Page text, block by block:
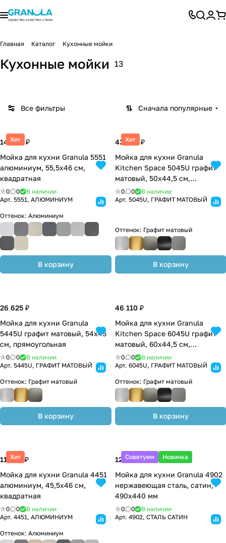
Главная Каталог Кухонные мойки
Кухонные мойки 13
Space
Granula
Все фильтры Сначала популярные
Хит
14 660 ₽
Мойка для кухни Granula 5551
алюминиум, 55,5х46 см,
квадратная
0 0
В наличии
Арт. 5551, АЛЮМИНИУМ
В корзину
Оттенок: Алюминиум
Хит
43 920 ₽
Мойка для кухни Granula
Kitchen Space 5045U графит
матовый, 50х44,5 см,
прямоугольная
0 0
В наличии
Арт. 5045U, ГРАФИТ МАТОВЫЙ
В корзину
Оттенок: Графит матовый
26 625 ₽
Мойка для кухни Granula
5445U графит матовый, 54х45
см, прямоугольная
0 0
В наличии
Арт. 5445U, ГРАФИТ МАТОВЫЙ
В корзину
Оттенок: Графит матовый
46 110 ₽
Мойка для кухни Granula
Kitchen Space 6045U графит
матовый, 60х44,5 см,
прямоугольная
0 0
В наличии
Арт. 6045U, ГРАФИТ МАТОВЫЙ
В корзину
Оттенок: Графит матовый
Хит
11 090 ₽
Мойка для кухни Granula 4451
алюминиум, 45,5х46 см,
квадратная
0 0
В наличии
Арт. 4451, АЛЮМИНИУМ
Оттенок: Алюминиум
Советуем Новинка
12 300 ₽
Мойка для кухни Granula 4902
нержавеющая сталь, сатин,
490х440 мм
0 0
В наличии
Арт. 4902, СТАЛЬ САТИН